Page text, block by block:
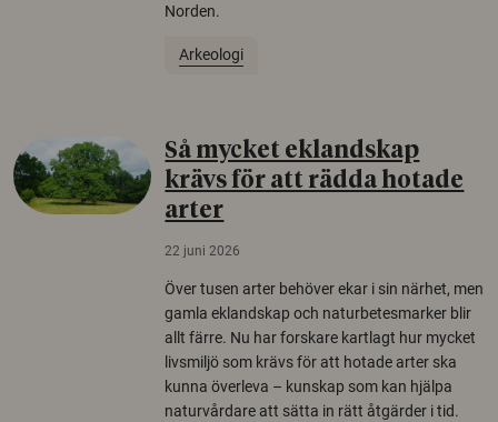
Norden.
Arkeologi
Så mycket eklandskap
krävs för att rädda hotade
arter
22 juni 2026
Över tusen arter behöver ekar i sin närhet, men
gamla eklandskap och naturbetesmarker blir
allt färre. Nu har forskare kartlagt hur mycket
livsmiljö som krävs för att hotade arter ska
kunna överleva – kunskap som kan hjälpa
naturvårdare att sätta in rätt åtgärder i tid.